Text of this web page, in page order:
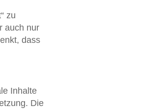
zu
auch nur
dass
Inhalte
Die